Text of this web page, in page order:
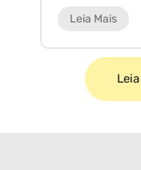
Leia Mais